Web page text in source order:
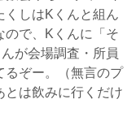
くしはKくんと組ん
ので、Kくんに「そ
が会場調査・所員
るぞー。（無言のプ
は飲みに行くだけ